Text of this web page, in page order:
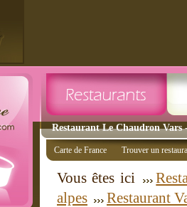
Restaurant Le Chaudron Vars
Carte de France Trouver un
Vous êtes ici
alpes
Restaurant